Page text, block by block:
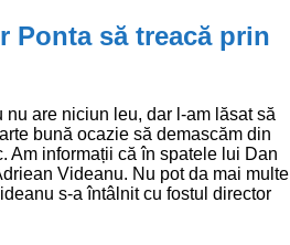
Ponta să treacă prin
are niciun leu, dar l-am lăsat să
bună ocazie să demascăm din
Am informații că în spatele lui Dan
Videanu. Nu pot da mai multe
s-a întâlnit cu fostul director